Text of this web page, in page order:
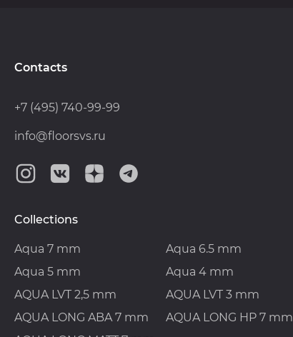
Contacts
+7 (495) 740-99-99
info@floorsvs.ru
Collections
Aqua 7 mm
Aqua 6.5 mm
Aqua 5 mm
Aqua 4 mm
AQUA LVT 2,5 mm
AQUA LVT 3 mm
AQUA LONG ABA 7 mm
AQUA LONG HP 7 mm